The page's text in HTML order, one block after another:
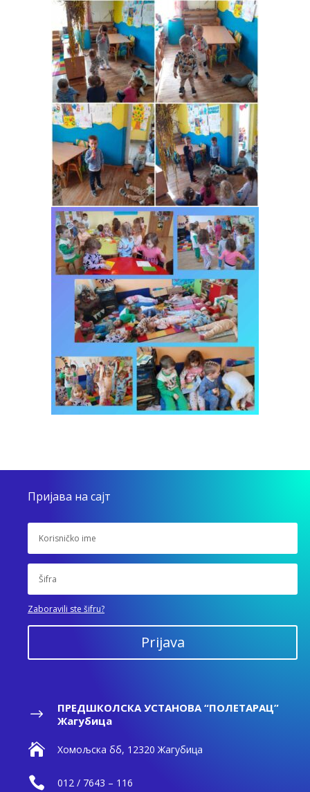
Пријава на сајт
Zaboravili ste šifru?
Prijava
$
ПРЕДШКОЛСКА УСТАНОВА “ПОЛЕТАРАЦ”
Жагубица
 Хомољска бб, 12320 Жагубица
 012 / 7643 – 116